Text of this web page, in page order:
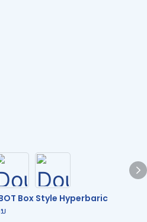
Box Style Hyperbaric